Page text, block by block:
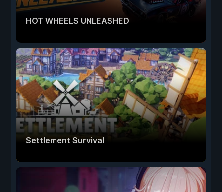
HOT WHEELS UNLEASHED
Settlement Survival